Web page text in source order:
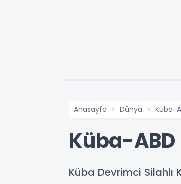
Anasayfa Dünya Küba-
Küba-
Küba Devrimci Silahlı